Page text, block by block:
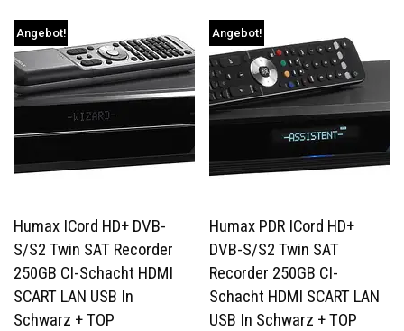
Angebot!
Humax ICord HD+ DVB-
S/S2 Twin SAT Recorder
250GB CI-Schacht HDMI
SCART LAN USB In
Schwarz + TOP
Angebot!
Humax PDR ICord HD+
DVB-S/S2 Twin SAT
Recorder 250GB CI-
Schacht HDMI SCART LAN
USB In Schwarz + TOP